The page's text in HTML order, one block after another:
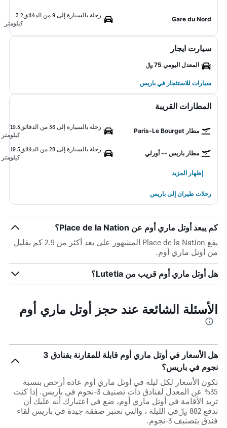
Gare du Nord
رحلة بالسيارة إلى 9 من الدقائق
3.2
كيلومتر
سيارت ايجار
المعدل اليومي 75 ﷼
سيارات للاستئجار في باريس
المطارات القريبة
مطار Paris-Le Bourget
رحلة بالسيارة إلى 36 من الدقائق
19.3
كيلومتر
مطار باريس -- أورلي
رحلة بالسيارة إلى 28 من الدقائق
19.5
كيلومتر
إظهار المزيد
رحلات طيران إلى باريس
كم يبعد أوتل ماري أوم عن Place de la Nation؟
يقع Place de la Nation المشهور على بعد أكثر من 2.9 كم بقليل
من أوتل ماري أوم.
هل أوتل ماري أوم قريب من Lutetia؟
الأسئلة الشائعة عند حجز أوتل ماري أوم
هل الأسعار في أوتل ماري أوم قابلة للمقارنة بفنادق 3
نجوم في باريس؟
تكون الأسعار لكل ليلة في أوتل ماري أوم عادة أرخص بنسبة
35% عن المعدل لفنادق ذات تصنيف 3-نجوم في باريس. إذا كنت
تريد الأقامة في أوتل ماري أوم، ضع في اعتبارك أنه عليك أن
تدفع 882 ﷼في الليلة ، والتي تعتبر صفقة جيدة في باريس لقاء
فندق بتصنيف 3-نجوم.